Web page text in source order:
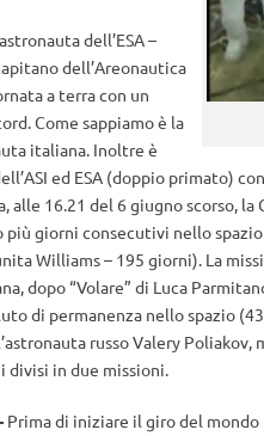
dell’ESA –
dell’Areonautica
a terra con un
Come sappiamo è la
italiana. Inoltre è
ed ESA (doppio primato)
alle 16.21 del 6 giugno scorso,
più giorni consecutivi nello
Williams – 195 giorni). La
dopo “Volare” di Luca
di permanenza nello spazio
russo Valery
divisi in due missioni.
Prima di iniziare il giro del